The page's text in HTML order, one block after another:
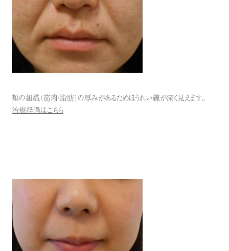
頬の組織（筋肉・脂肪）の厚みがあるためほうれい線が深く見えます。
治療経過はこちら